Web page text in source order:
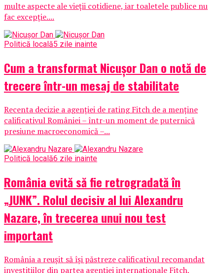
multe aspecte ale vieții cotidiene, iar toaletele publice nu
fac excepție....
Politică locală5 zile inainte
Cum a transformat Nicușor Dan o notă de
trecere într-un mesaj de stabilitate
Recenta decizie a agenției de rating Fitch de a menține
calificativul României – într-un moment de puternică
presiune macroeconomică –...
Politică locală6 zile inainte
România evită să fie retrogradată în
„JUNK”. Rolul decisiv al lui Alexandru
Nazare, în trecerea unui nou test
important
România a reușit să își păstreze calificativul recomandat
investițiilor din partea agenției internaționale Fitch,